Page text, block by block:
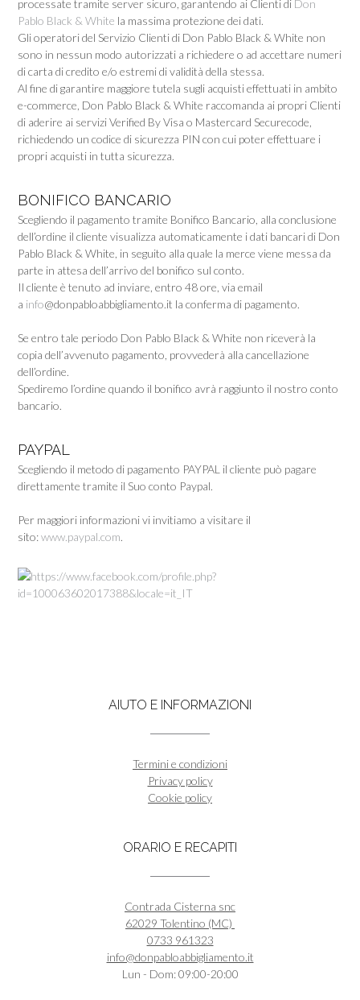
processate tramite server sicuro, garantendo ai Clienti di Don
Pablo Black & White la massima protezione dei dati.
Gli operatori del Servizio Clienti di Don Pablo Black & White non
sono in nessun modo autorizzati a richiedere o ad accettare numeri
di carta di credito e/o estremi di validità della stessa.
Al fine di garantire maggiore tutela sugli acquisti effettuati in ambito
e-commerce, Don Pablo Black & White raccomanda ai propri Clienti
di aderire ai servizi Verified By Visa o Mastercard Securecode,
richiedendo un codice di sicurezza PIN con cui poter effettuare i
propri acquisti in tutta sicurezza.
BONIFICO BANCARIO
Scegliendo il pagamento tramite Bonifico Bancario, alla conclusione
dell’ordine il cliente visualizza automaticamente i dati bancari di Don
Pablo Black & White, in seguito alla quale la merce viene messa da
parte in attesa dell’arrivo del bonifico sul conto.
Il cliente è tenuto ad inviare, entro 48 ore, via email
a info@donpabloabbigliamento.it la conferma di pagamento.
Se entro tale periodo Don Pablo Black & White non riceverà la
copia dell’avvenuto pagamento, provvederà alla cancellazione
dell’ordine.
Spediremo l’ordine quando il bonifico avrà raggiunto il nostro conto
bancario.
PAYPAL
Scegliendo il metodo di pagamento PAYPAL il cliente può pagare
direttamente tramite il Suo conto Paypal.
Per maggiori informazioni vi invitiamo a visitare il
sito:www.paypal.com.
AIUTO E INFORMAZIONI
Termini e condizioni
Privacy policy
Cookie policy
ORARIO E RECAPITI
Contrada Cisterna snc
62029 Tolentino (MC)
0733 961323
info@donpabloabbigliamento.it
Lun - Dom: 09:00-20:00